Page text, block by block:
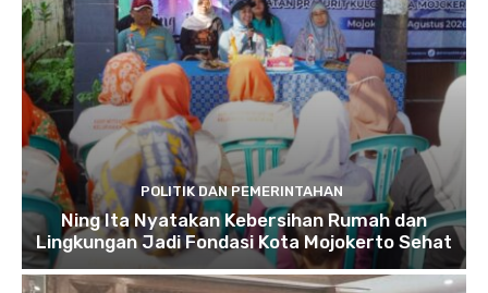
POLITIK DAN PEMERINTAHAN
Ning Ita Nyatakan Kebersihan Rumah dan
Lingkungan Jadi Fondasi Kota Mojokerto Sehat